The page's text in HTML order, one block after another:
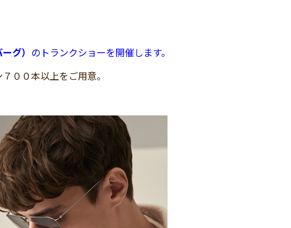
グ） のトランクショーを開催します。
００本以上をご用意。